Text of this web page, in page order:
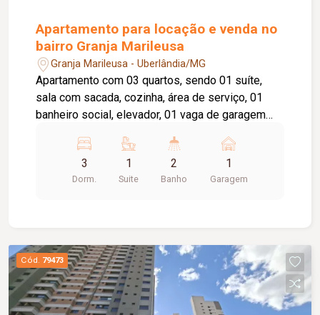
Apartamento para locação e venda no
bairro Granja Marileusa
Granja Marileusa - Uberlândia/MG
Apartamento com 03 quartos, sendo 01 suíte,
sala com sacada, cozinha, área de serviço, 01
banheiro social, elevador, 01 vaga de garagem
festa e brinquedoteca. Condomínio com água e
gás incluso. Cond Aprox. 637,00 / Tem taxa de
mudança aprox.159,25 (entrada e saída).
3
Dorm.
1
Suite
2
Banho
1
Garagem
Cód. 79473